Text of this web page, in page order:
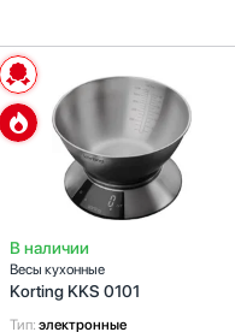
В наличии
Весы кухонные
Korting KKS 0101
Тип: электронные